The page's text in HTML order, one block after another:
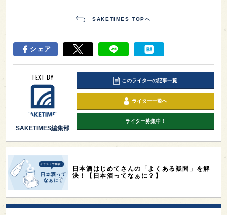
SAKETIMES TOPへ
シェア
TEXT BY
SAKETIMES編集部
このライターの記事一覧
ライター一覧へ
ライター募集中！
日本酒はじめてさんの「よくある疑問」を解
決！【日本酒ってなぁに？】